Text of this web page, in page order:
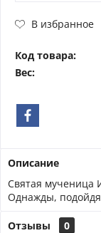
В избранное
Код товара:
Вес:
Описание
Святая мученица
Однажды,
Отзывы
0